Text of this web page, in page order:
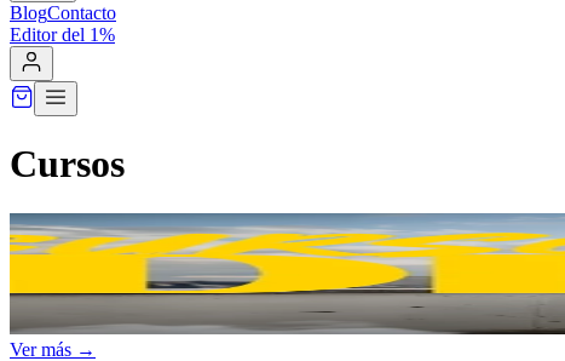
BlogContacto
Editor del 1%
Cursos
Ver más →